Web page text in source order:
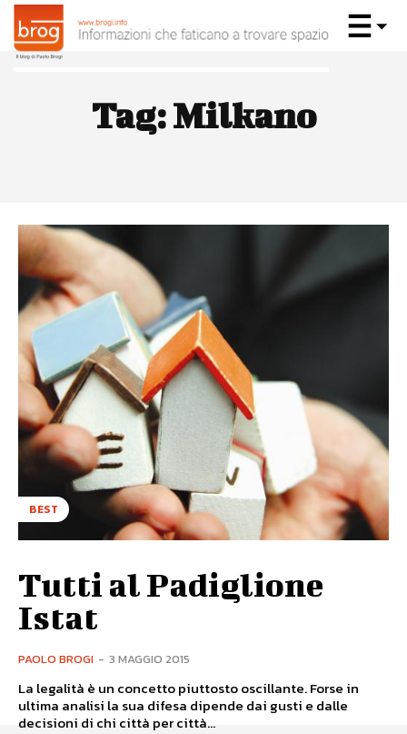
Tag:Milkano
BEST
Tutti al Padiglione
Istat
PAOLO BROGI - 3 MAGGIO 2015
La legalità è un concetto piuttosto oscillante. Forse in
ultima analisi la sua difesa dipende dai gusti e dalle
decisioni di chi città per città...